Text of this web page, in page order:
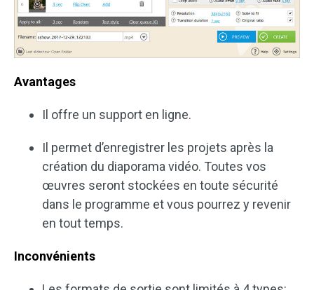
Avantages
Il offre un support en ligne.
Il permet d’enregistrer les projets après la
création du diaporama vidéo. Toutes vos
œuvres seront stockées en toute sécurité
dans le programme et vous pourrez y revenir
en tout temps.
Inconvénients